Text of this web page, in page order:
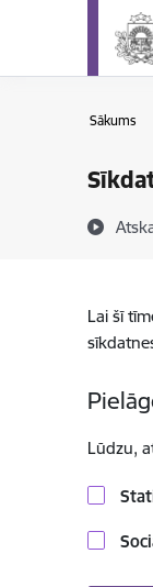
Pāriet uz lapas
Sākums
Lai šī
Lūdzu,